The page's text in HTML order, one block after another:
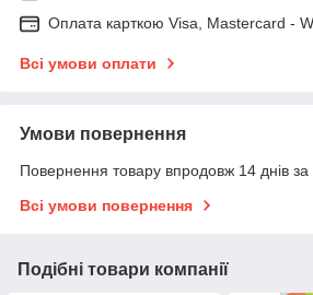
Оплата карткою Visa, Mastercard -
Всі умови оплати
Умови повернення
Повернення товару впродовж 14 днів
Всі умови повернення
Подібні товари компанії